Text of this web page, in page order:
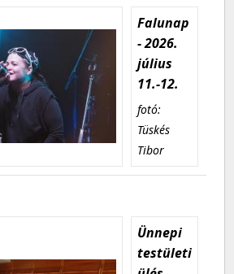
Falunap
- 2026.
július
11.-12.
fotó:
Tüskés
Tibor
Ünnepi
testületi